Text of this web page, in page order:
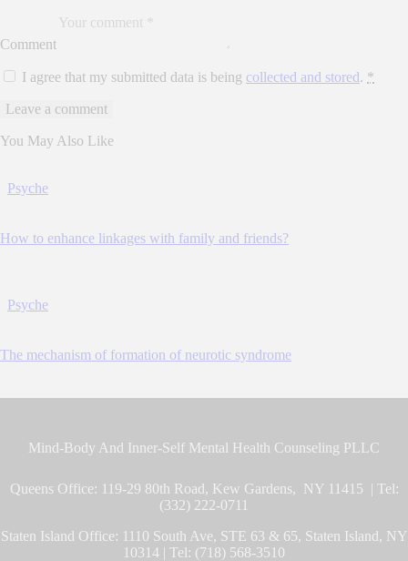
e
B
y
e
i
i
Comment
I agree that my submitted data is being collected and stored. *
You May Also Like
Psyche
How to enhance linkages with family and friends?
Psyche
The mechanism of formation of neurotic syndrome
Mind-Body And Inner-Self Mental Health Counseling PLLC
Queens Office: 119-29 80th Road, Kew Gardens, NY 11415 | Tel:
(332) 222-0711
Staten Island Office: 1110 South Ave, STE 63 & 65, Staten Island, NY
10314 | Tel: (718) 568-3510